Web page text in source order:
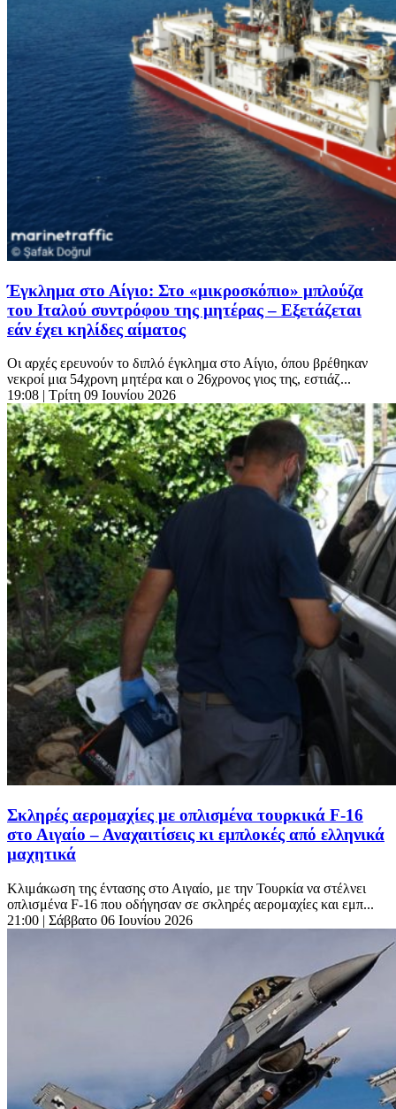
Έγκλημα στο Αίγιο: Στο «μικροσκόπιο» μπλούζα
του Ιταλού συντρόφου της μητέρας – Εξετάζεται
εάν έχει κηλίδες αίματος
Οι αρχές ερευνούν το διπλό έγκλημα στο Αίγιο, όπου βρέθηκαν
νεκροί μια 54χρονη μητέρα και ο 26χρονος γιος της, εστιάζ...
19:08 | Τρίτη 09 Ιουνίου 2026
Σκληρές αερομαχίες με οπλισμένα τουρκικά F-16
στο Αιγαίο – Αναχαιτίσεις κι εμπλοκές από ελληνικά
μαχητικά
Κλιμάκωση της έντασης στο Αιγαίο, με την Τουρκία να στέλνει
οπλισμένα F-16 που οδήγησαν σε σκληρές αερομαχίες και εμπ...
21:00 | Σάββατο 06 Ιουνίου 2026